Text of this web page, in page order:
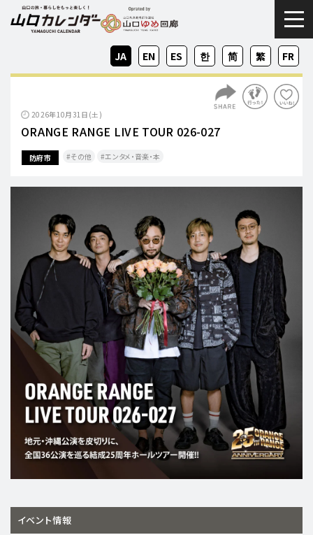
ZH-
CN
ZH-
TW
EN FR
JA KO
ES
2026年10月31日(土)
ORANGE RANGE LIVE TOUR 026-027
防府市 その他 エンタメ・音楽・本
イベント情報